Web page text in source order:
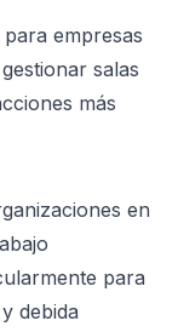
empresas
salas
más
en
para
debida